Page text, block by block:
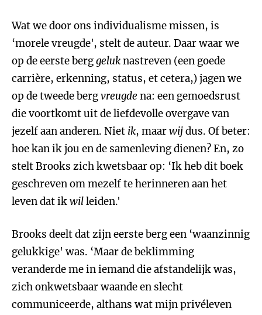
Wat we door ons individualisme missen, is
‘morele vreugde', stelt de auteur. Daar waar we
op de eerste berggeluknastreven (een goede
carrière, erkenning, status, et cetera,) jagen we
op de tweede bergvreugde na: een gemoedsrust
die voortkomt uit de liefdevolle overgave van
jezelf aan anderen. Niet ik, maarwijdus. Of beter:
hoe kan ik jou en de samenleving dienen? En, zo
stelt Brooks zich kwetsbaar op: ‘Ik heb dit boek
geschreven om mezelf te herinneren aan het
leven dat ikwilleiden.'
Brooks deelt dat zijn eerste berg een ‘waanzinnig
gelukkige' was. ‘Maar de beklimming
veranderde me in iemand die afstandelijk was,
zich onkwetsbaar waande en slecht
communiceerde, althans wat mijn privéleven